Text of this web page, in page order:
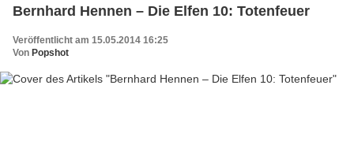
Bernhard Hennen – Die Elfen 10: Totenfeuer
Veröffentlicht am 15.05.2014 16:25
Von Popshot